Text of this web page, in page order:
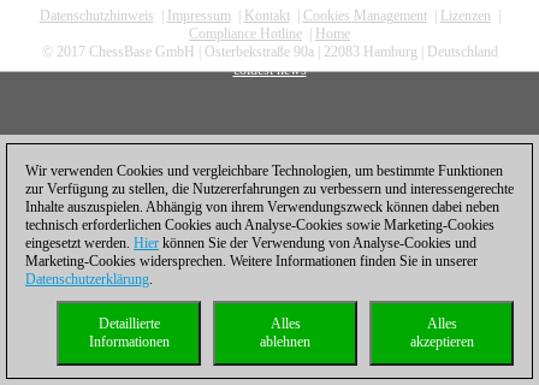
Datenschutzhinweis Impressum| Kontakt| Cookies Management| Lizenzen
Compliance Hotline
Home
© 2017 ChessBase GmbH | Osterbekstraße 90a | 22083 Hamburg | Deutschland
coldest news
Wir verwenden Cookies und vergleichbare Technologien, um bestimmte Funktionen
zur Verfügung zu stellen, die Nutzererfahrungen zu verbessern und interessengerechte
Inhalte auszuspielen. Abhängig von ihrem Verwendungszweck können dabei neben
technisch erforderlichen Cookies auch Analyse-Cookies sowie Marketing-Cookies
eingesetzt werden. Hier können Sie der Verwendung von Analyse-Cookies und
Marketing-Cookies widersprechen. Weitere Informationen finden Sie in unserer
Datenschutzerklärung.
Alles
akzeptieren
Alles
ablehnen
Detaillierte
Informationen